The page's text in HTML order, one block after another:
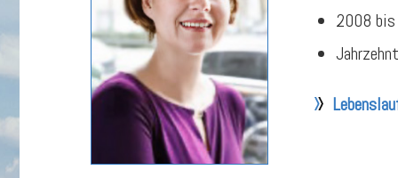
2008 bis